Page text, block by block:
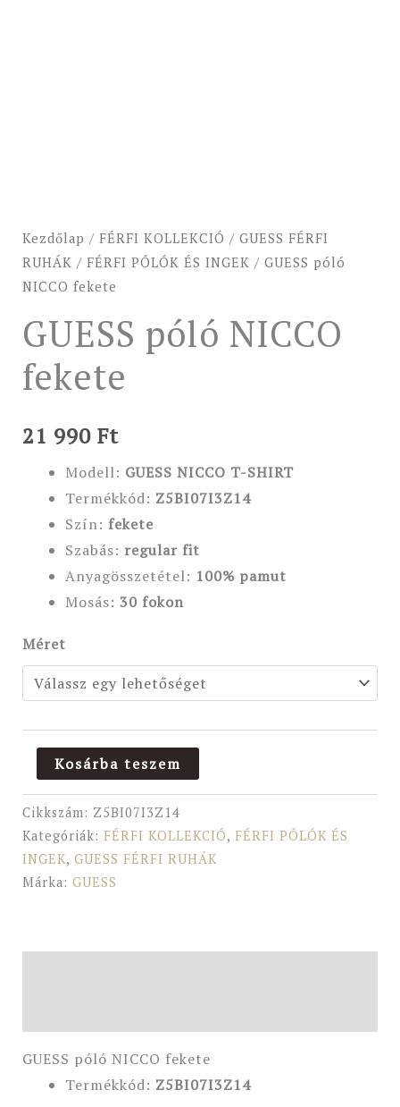
Kezdőlap / FÉRFI KOLLEKCIÓ / GUESS FÉRFI
RUHÁK / FÉRFI PÓLÓK ÉS INGEK / GUESS póló
NICCO fekete
GUESS póló NICCO
fekete
21 990 Ft
Modell: GUESS NICCO T-SHIRT
Termékkód: Z5BI07I3Z14
Szín: fekete
Szabás: regular fit
Anyagösszetétel: 100% pamut
Mosás: 30 fokon
Méret
Kosárba teszem
Cikkszám: Z5BI07I3Z14
Kategóriák: FÉRFI KOLLEKCIÓ, FÉRFI PÓLÓK ÉS
INGEK, GUESS FÉRFI RUHÁK
Márka: GUESS
GUESS póló NICCO fekete
Termékkód: Z5BI07I3Z14